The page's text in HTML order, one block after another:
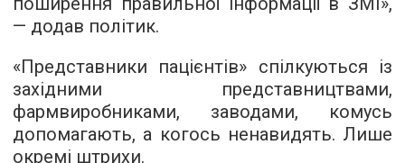
— додав політик.
«Представники пацієнтів» спілкуються із
західними представництвами,
фармвиробниками, заводами, комусь
допомагають, а когось ненавидять. Лише
окремі штрихи.